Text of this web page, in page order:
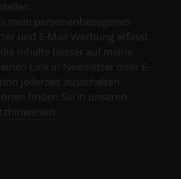
mein personenbezogenes
und E-Mail-Werbung erfasst
Inhalte besser auf meine
Link in Newsletter oder E-
jederzeit ausschalten.
finden Sie in unseren